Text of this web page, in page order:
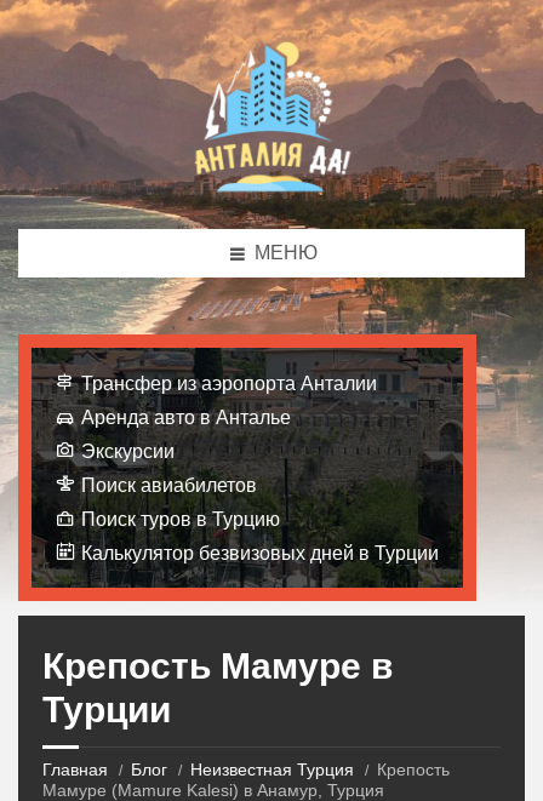
МЕНЮ
Трансфер из аэропорта Анталии
Аренда авто в Анталье
Экскурсии
Поиск авиабилетов
Поиск туров в Турцию
Калькулятор безвизовых дней в Турции
Крепость Мамуре в
Турции
Главная Блог Неизвестная Турция
Крепость
Мамуре (Mamure Kalesi) в Анамур, Турция